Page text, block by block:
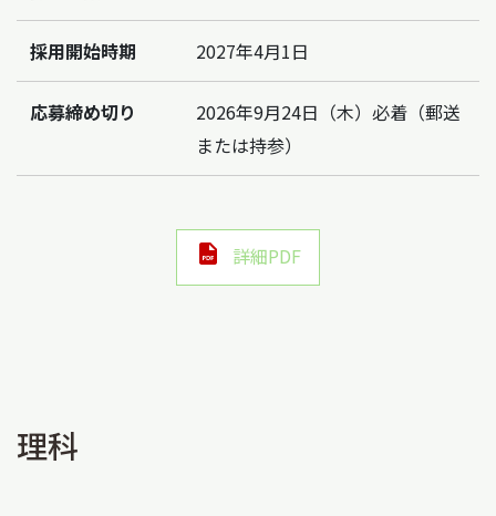
採用開始時期 2027年4月1日
応募締め切り
2026年9月24日（木）必着（郵送
または持参）
詳細PDF
理科